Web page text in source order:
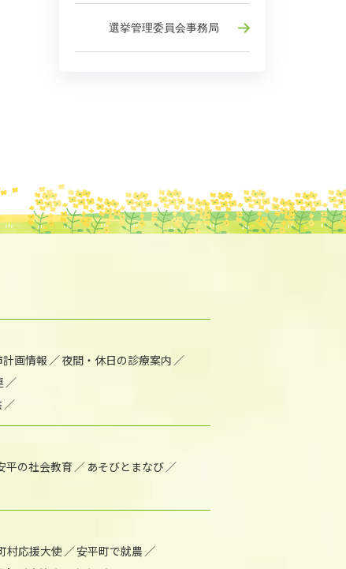
選挙管理委員会事務局
画情報
夜間・休日の診療案内
平の社会教育
あそびとまなび
村応援大使
安平町で就農